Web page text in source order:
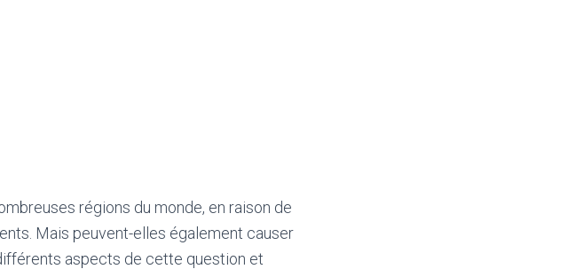
régions du monde, en raison de
Mais peuvent-elles également causer
aspects de cette question et